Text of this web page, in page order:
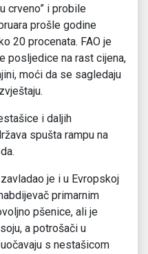
crveno” i probile
prošle godine
20 procenata. FAO je
posljedice na rast cijena,
moći da se sagledaju
i daljih
spušta rampu na
je i u Evropskoj
primarnim
pšenice, ali je
a potrošači u
s nestašicom